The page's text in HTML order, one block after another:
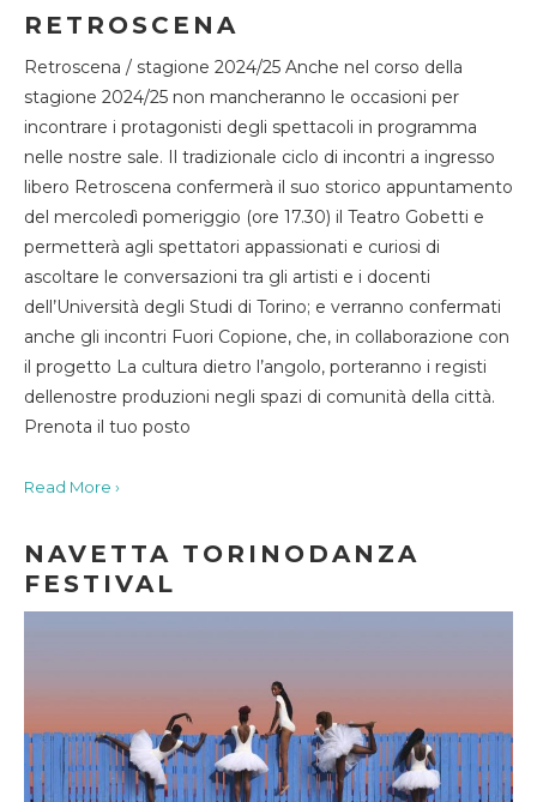
RETROSCENA
Retroscena / stagione 2024/25 Anche nel corso della
stagione 2024/25 non mancheranno le occasioni per
incontrare i protagonisti degli spettacoli in programma
nelle nostre sale. Il tradizionale ciclo di incontri a ingresso
libero Retroscena confermerà il suo storico appuntamento
del mercoledì pomeriggio (ore 17.30) il Teatro Gobetti e
permetterà agli spettatori appassionati e curiosi di
ascoltare le conversazioni tra gli artisti e i docenti
dell’Università degli Studi di Torino; e verranno confermati
anche gli incontri Fuori Copione, che, in collaborazione con
il progetto La cultura dietro l’angolo, porteranno i registi
dellenostre produzioni negli spazi di comunità della città.
Prenota il tuo posto
Read More ›
NAVETTA TORINODANZA
FESTIVAL